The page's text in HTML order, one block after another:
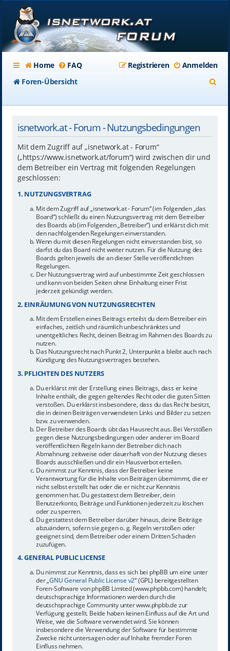
Home FAQ Anmelden
Registrieren
Foren-Übersicht
isnetwork.at - Forum - Nutzungsbedingungen
Mit dem Zugriff auf „isnetwork.at - Forum“
(„https://www.isnetwork.at/forum“) wird zwischen dir und
dem Betreiber ein Vertrag mit folgenden Regelungen
geschlossen:
1. NUTZUNGSVERTRAG
Mit dem Zugriff auf „isnetwork.at - Forum“ (im Folgenden „das
Board“) schließt du einen Nutzungsvertrag mit dem Betreiber
des Boards ab (im Folgenden „Betreiber“) und erklärst dich mit
den nachfolgenden Regelungen einverstanden.
Wenn du mit diesen Regelungen nicht einverstanden bist, so
darfst du das Board nicht weiter nutzen. Für die Nutzung des
Boards gelten jeweils die an dieser Stelle veröffentlichten
Regelungen.
Der Nutzungsvertrag wird auf unbestimmte Zeit geschlossen
und kann von beiden Seiten ohne Einhaltung einer Frist
jederzeit gekündigt werden.
2. EINRÄUMUNG VON NUTZUNGSRECHTEN
Mit dem Erstellen eines Beitrags erteilst du dem Betreiber ein
einfaches, zeitlich und räumlich unbeschränktes und
unentgeltliches Recht, deinen Beitrag im Rahmen des Boards zu
nutzen.
Das Nutzungsrecht nach Punkt 2, Unterpunkt a bleibt auch nach
Kündigung des Nutzungsvertrages bestehen.
3. PFLICHTEN DES NUTZERS
Du erklärst mit der Erstellung eines Beitrags, dass er keine
Inhalte enthält, die gegen geltendes Recht oder die guten Sitten
verstoßen. Du erklärst insbesondere, dass du das Recht besitzt,
die in deinen Beiträgen verwendeten Links und Bilder zu setzen
bzw. zu verwenden.
Der Betreiber des Boards übt das Hausrecht aus. Bei Verstößen
gegen diese Nutzungsbedingungen oder anderer im Board
veröffentlichten Regeln kann der Betreiber dich nach
Abmahnung zeitweise oder dauerhaft von der Nutzung dieses
Boards ausschließen und dir ein Hausverbot erteilen.
Du nimmst zur Kenntnis, dass der Betreiber keine
Verantwortung für die Inhalte von Beiträgen übernimmt, die er
nicht selbst erstellt hat oder die er nicht zur Kenntnis
genommen hat. Du gestattest dem Betreiber, dein
Benutzerkonto, Beiträge und Funktionen jederzeit zu löschen
oder zu sperren.
Du gestattest dem Betreiber darüber hinaus, deine Beiträge
abzuändern, sofern sie gegen o. g. Regeln verstoßen oder
geeignet sind, dem Betreiber oder einem Dritten Schaden
zuzufügen.
4. GENERAL PUBLIC LICENSE
Du nimmst zur Kenntnis, dass es sich bei phpBB um eine unter
der „GNU General Public License v2“ (GPL) bereitgestellten
Foren-Software von phpBB Limited (www.phpbb.com) handelt;
deutschsprachige Informationen werden durch die
deutschsprachige Community unter www.phpbb.de zur
Verfügung gestellt. Beide haben keinen Einfluss auf die Art und
Weise, wie die Software verwendet wird. Sie können
insbesondere die Verwendung der Software für bestimmte
Zwecke nicht untersagen oder auf Inhalte fremder Foren
Einfluss nehmen.